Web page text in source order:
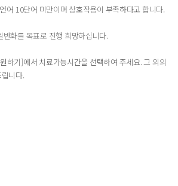
어 10단어 미만이며 상호작용이 부족하다고 합니다.
화를 목표로 진행 희망하십니다.
하기]에서 치료가능시간을 선택하여 주세요. 그 외의
니다.